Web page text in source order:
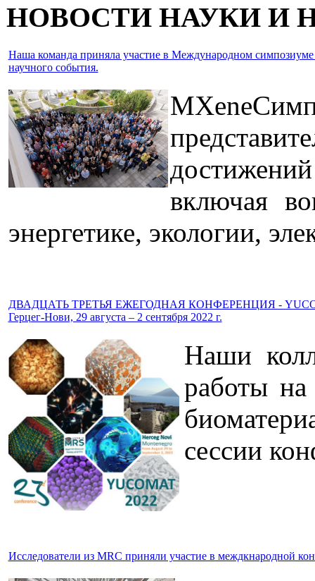
НОВОСТИ НАУКИ И
Наша команда приняла участие в Международном
научного события.
включая
энергетике, экологии,
ДВАДЦАТЬ ТРЕТЬЯ ЕЖЕГОДНАЯ КОНФЕРЕНЦИЯ -
Герцег-Нови, 29 августа – 2 сентября 2022 г.
Наши
работы
сессии
Исследователи из MRC приняли участие в междкнародной